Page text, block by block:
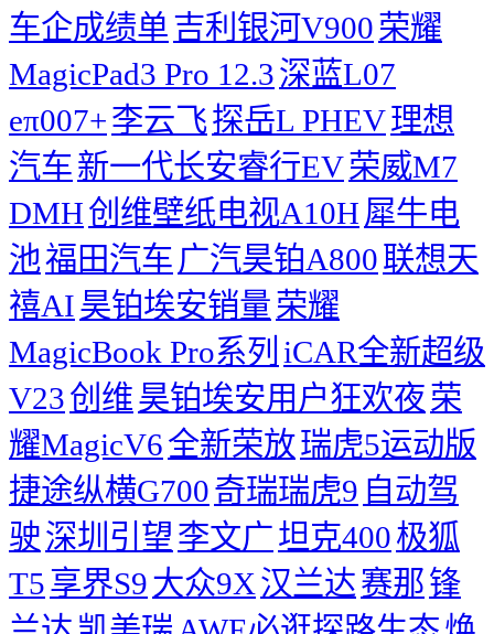
车企成绩单吉利银河V900荣耀
MagicPad3 Pro 12.3深蓝L07
eπ007+李云飞探岳L PHEV理想
汽车新一代长安睿行EV荣威M7
DMH创维壁纸电视A10H 犀牛电
池福田汽车 广汽昊铂A800联想天
禧AI昊铂埃安销量荣耀
MagicBook Pro系列 iCAR全新超级
V23创维昊铂埃安用户狂欢夜荣
耀MagicV6全新荣放瑞虎5运动版
捷途纵横G700奇瑞瑞虎9 自动驾
驶深圳引望 李文广坦克400极狐
T5享界S9大众9X汉兰达赛那锋